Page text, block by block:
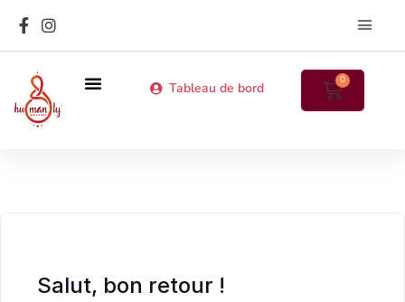
Tableau de bord 0
Salut, bon retour !